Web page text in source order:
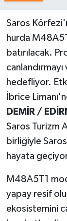
Saros
hurda
batırılacak.
hedefliyor.
İbrice
DEMİR /
Saros Turizm
birliğiyle
hayata
M48A5T1
yapay resif
ekosistemini